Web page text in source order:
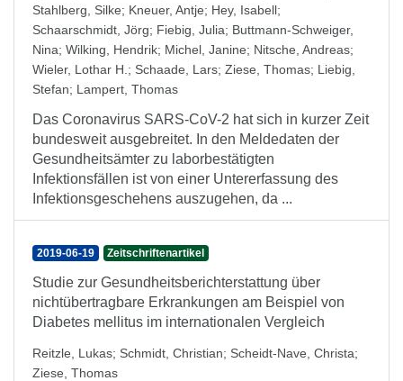
Stahlberg, Silke; Kneuer, Antje; Hey, Isabell;
Schaarschmidt, Jörg; Fiebig, Julia; Buttmann-Schweiger,
Nina; Wilking, Hendrik; Michel, Janine; Nitsche, Andreas;
Wieler, Lothar H. ; Schaade, Lars; Ziese, Thomas; Liebig,
Stefan; Lampert, Thomas
Das Coronavirus SARS-CoV-2 hat sich in kurzer Zeit
bundesweit ausgebreitet. In den Meldedaten der
Gesundheitsämter zu laborbestätigten
Infektionsfällen ist von einer Untererfassung des
Infektionsgeschehens auszugehen, da ...
2019-06-19 Zeitschriftenartikel
Studie zur Gesundheitsberichterstattung über
nichtübertragbare Erkrankungen am Beispiel von
Diabetes mellitus im internationalen Vergleich
Reitzle, Lukas; Schmidt, Christian; Scheidt-Nave, Christa;
Ziese, Thomas